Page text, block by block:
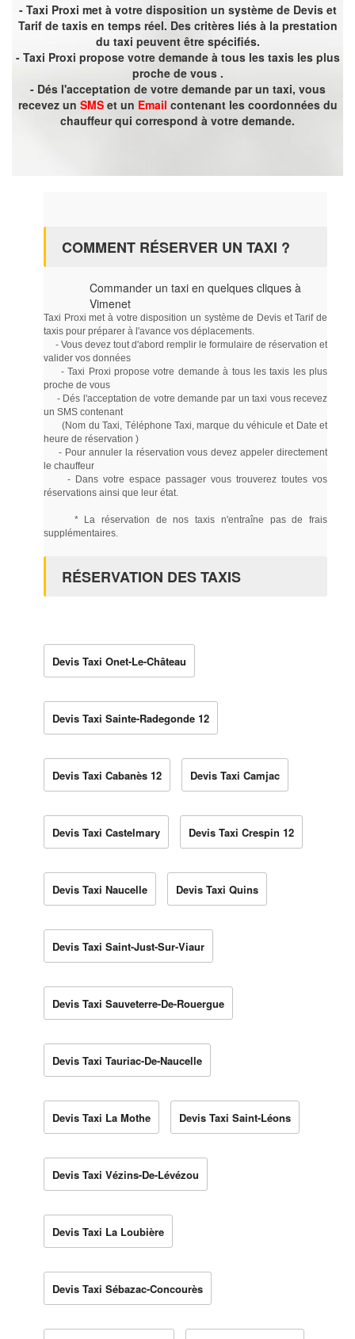
- Taxi Proxi met à votre disposition un système de Devis et
Tarif de taxis en temps réel. Des critères liés à la prestation
du taxi peuvent être spécifiés.
- Taxi Proxi propose votre demande à tous les taxis les plus
proche de vous .
- Dés l'acceptation de votre demande par un taxi, vous
recevez un SMSet un Email contenant les coordonnées du
chauffeur qui correspond à votre demande.
COMMENT RÉSERVER UN TAXI ?
Commander un taxi en quelques cliques à
Vimenet
Taxi Proxi met à votre disposition un système de Devis et Tarif de
taxis pour préparer à l'avance vos déplacements.
- Vous devez tout d'abord remplir le formulaire de réservation et
valider vos données
- Taxi Proxi propose votre demande à tous les taxis les plus
proche de vous
- Dés l'acceptation de votre demande par un taxi vous recevez
un SMS contenant
(Nom du Taxi, Téléphone Taxi, marque du véhicule et Date et
heure de réservation )
- Pour annuler la réservation vous devez appeler directement
le chauffeur
- Dans votre espace passager vous trouverez toutes vos
réservations ainsi que leur état.
* La réservation de nos taxis n'entraîne pas de frais
supplémentaires.
RÉSERVATION DES TAXIS
Devis Taxi Onet-Le-Château
Devis Taxi Sainte-Radegonde 12
Devis Taxi Cabanès 12 Devis Taxi Camjac
Devis Taxi Castelmary Devis Taxi Crespin 12
Devis Taxi Naucelle Devis Taxi Quins
Devis Taxi Saint-Just-Sur-Viaur
Devis Taxi Sauveterre-De-Rouergue
Devis Taxi Tauriac-De-Naucelle
Devis Taxi La Mothe Devis Taxi Saint-Léons
Devis Taxi Vézins-De-Lévézou
Devis Taxi La Loubière
Devis Taxi Sébazac-Concourès